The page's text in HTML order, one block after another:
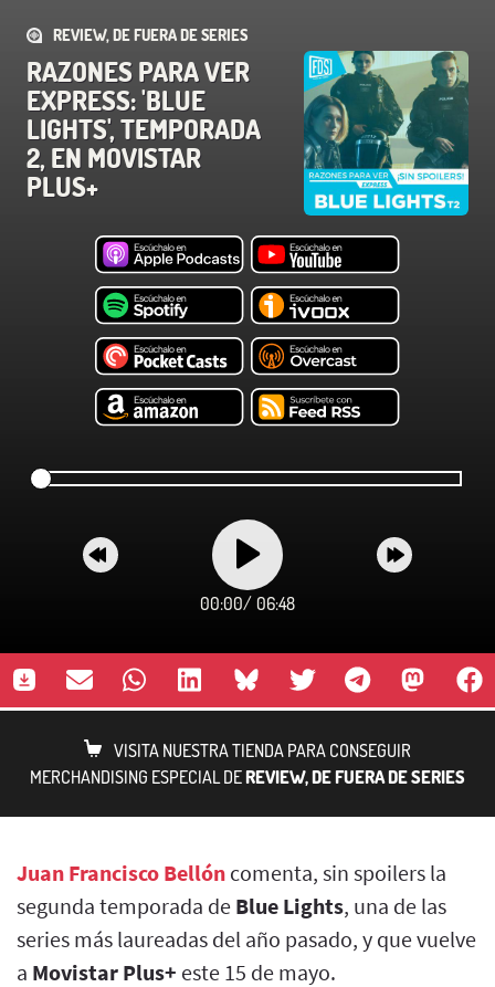
REVIEW, DE FUERA DE SERIES
RAZONES PARA VER
EXPRESS: 'BLUE
LIGHTS', TEMPORADA
2, EN MOVISTAR
PLUS+
00:00/ 06:48
VISITA NUESTRA TIENDA PARA CONSEGUIR
MERCHANDISING ESPECIAL DEREVIEW, DE FUERA DE SERIES
Juan Francisco Bellón comenta, sin spoilers la
segunda temporada de Blue Lights, una de las
series más laureadas del año pasado, y que vuelve
a Movistar Plus+ este 15 de mayo.